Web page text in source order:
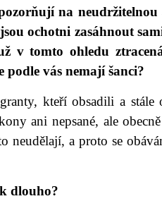
na
ochotni zasáhnout
v tomto ohledu
podle vás nemají šanci?
kteří obsadili a stále
ani nepsané, ale
neudělají, a proto se
dlouho?